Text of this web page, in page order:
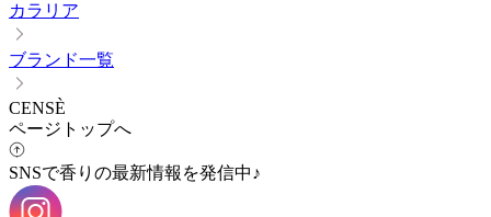
カラリア
ブランド一覧
CENSÈ
ページトップへ
SNSで香りの最新情報を発信中♪